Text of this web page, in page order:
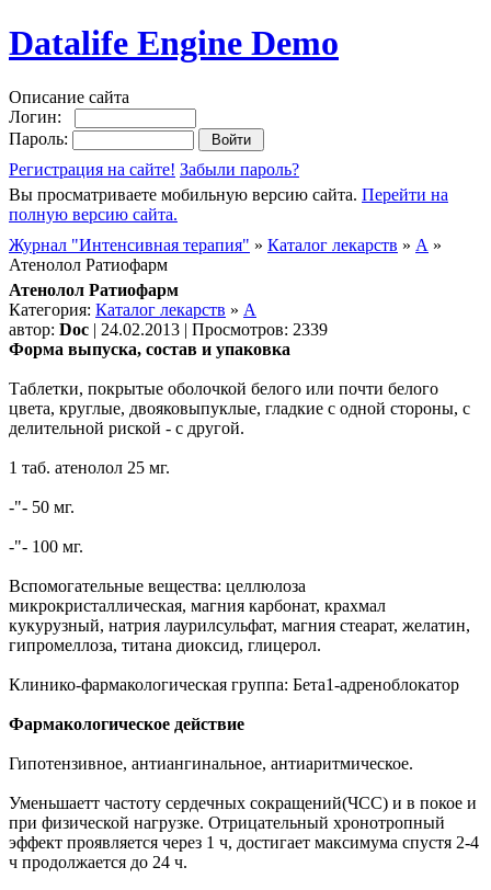
Datalife Engine Demo
Описание сайта
Логин:
Пароль:
Регистрация на сайте! Забыли пароль?
Вы просматриваете мобильную версию сайта. Перейти на
полную версию сайта.
Журнал "Интенсивная терапия" » Каталог лекарств » А »
Атенолол Ратиофарм
Атенолол Ратиофарм
Категория: Каталог лекарств » А
автор: Doc | 24.02.2013 | Просмотров: 2339
Форма выпуска, состав и упаковка
Таблетки, покрытые оболочкой белого или почти белого
цвета, круглые, двояковыпуклые, гладкие с одной стороны, с
делительной риской - с другой.
1 таб. атенолол 25 мг.
-"- 50 мг.
-"- 100 мг.
Вспомогательные вещества: целлюлоза
микрокристаллическая, магния карбонат, крахмал
кукурузный, натрия лаурилсульфат, магния стеарат, желатин,
гипромеллоза, титана диоксид, глицерол.
Клинико-фармакологическая группа: Бета1-адреноблокатор
Фармакологическое действие
Гипотензивное, антиангинальное, антиаритмическое.
Уменьшаетт частоту сердечных сокращений(ЧСС) и в покое и
при физической нагрузке. Отрицательный хронотропный
эффект проявляется через 1 ч, достигает максимума спустя 2-4
ч продолжается до 24 ч.